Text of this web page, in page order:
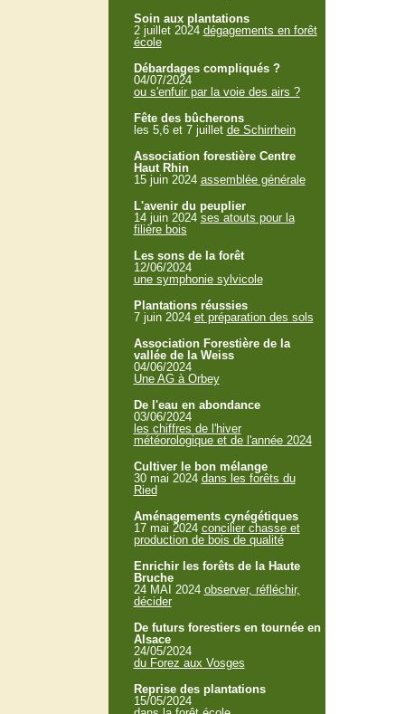
Soin aux plantations
2 juillet 2024 dégagements en forêt
école
Débardages compliqués ?
04/07/2024
ou s'enfuir par la voie des airs ?
Fête des bûcherons
les 5,6 et 7 juillet de Schirrhein
Association forestière Centre
Haut Rhin
15 juin 2024 assemblée générale
L'avenir du peuplier
14 juin 2024 ses atouts pour la
filière bois
Les sons de la forêt
12/06/2024
une symphonie sylvicole
Plantations réussies
7 juin 2024 et préparation des sols
Association Forestière de la
vallée de la Weiss
04/06/2024
Une AG à Orbey
De l'eau en abondance
03/06/2024
les chiffres de l'hiver
météorologique et de l'année 2024
Cultiver le bon mélange
30 mai 2024 dans les forêts du
Ried
Aménagements cynégétiques
17 mai 2024 concilier chasse et
production de bois de qualité
Enrichir les forêts de la Haute
Bruche
24 MAI 2024 observer, réfléchir,
décider
De futurs forestiers en tournée en
Alsace
24/05/2024
du Forez aux Vosges
Reprise des plantations
15/05/2024